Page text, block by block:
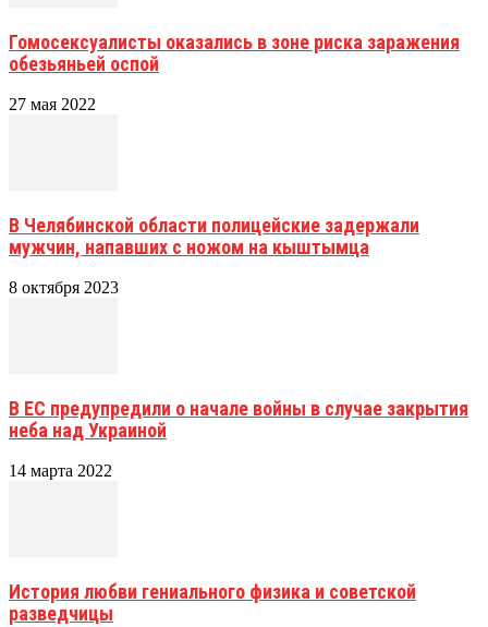
Гомосексуалисты оказались в зоне риска заражения
обезьяньей оспой
27 мая 2022
В Челябинской области полицейские задержали
мужчин, напавших с ножом на кыштымца
8 октября 2023
В ЕС предупредили о начале войны в случае закрытия
неба над Украиной
14 марта 2022
История любви гениального физика и советской
разведчицы